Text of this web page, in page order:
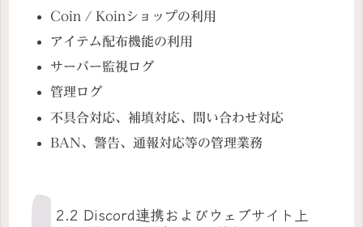
Coin / Koinショップの利用
アイテム配布機能の利用
サーバー監視ログ
管理ログ
不具合対応、補填対応、問い合わせ対応
BAN、警告、通報対応等の管理業務
2.2 Discord連携およびウェブサイト上